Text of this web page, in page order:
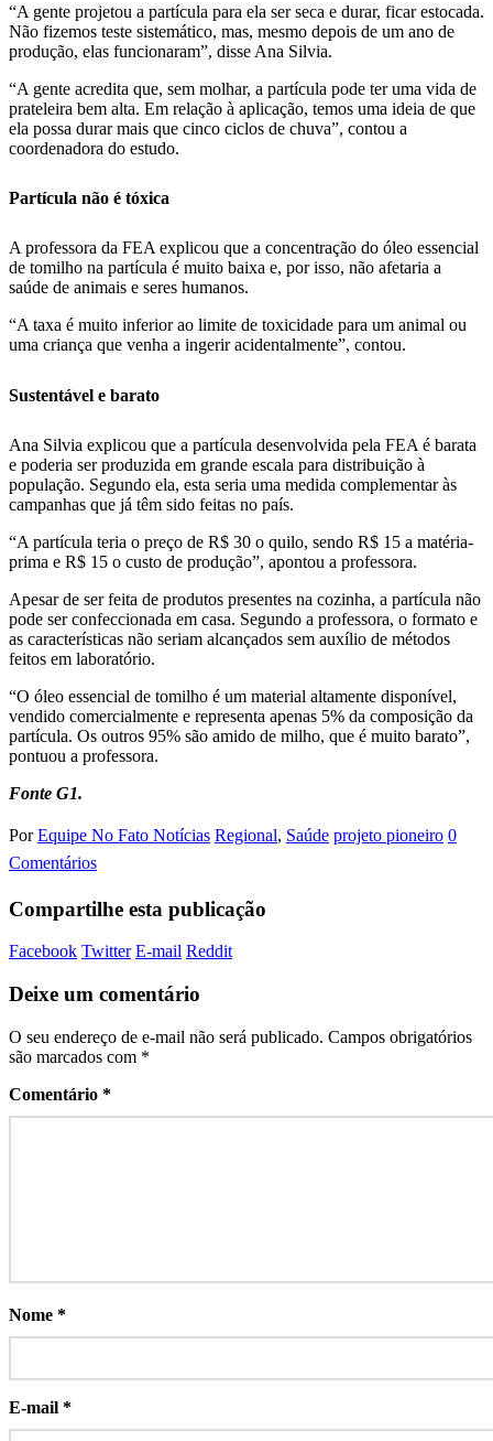
“A gente projetou a partícula para ela ser seca e durar, ficar estocada.
Não fizemos teste sistemático, mas, mesmo depois de um ano de
produção, elas funcionaram”, disse Ana Silvia.
“A gente acredita que, sem molhar, a partícula pode ter uma vida de
prateleira bem alta. Em relação à aplicação, temos uma ideia de que
ela possa durar mais que cinco ciclos de chuva”, contou a
coordenadora do estudo.
Partícula não é tóxica
A professora da FEA explicou que a concentração do óleo essencial
de tomilho na partícula é muito baixa e, por isso, não afetaria a
saúde de animais e seres humanos.
“A taxa é muito inferior ao limite de toxicidade para um animal ou
uma criança que venha a ingerir acidentalmente”, contou.
Sustentável e barato
Ana Silvia explicou que a partícula desenvolvida pela FEA é barata
e poderia ser produzida em grande escala para distribuição à
população. Segundo ela, esta seria uma medida complementar às
campanhas que já têm sido feitas no país.
“A partícula teria o preço de R$ 30 o quilo, sendo R$ 15 a matéria-
prima e R$ 15 o custo de produção”, apontou a professora.
Apesar de ser feita de produtos presentes na cozinha, a partícula não
pode ser confeccionada em casa. Segundo a professora, o formato e
as características não seriam alcançados sem auxílio de métodos
feitos em laboratório.
“O óleo essencial de tomilho é um material altamente disponível,
vendido comercialmente e representa apenas 5% da composição da
partícula. Os outros 95% são amido de milho, que é muito barato”,
pontuou a professora.
Fonte G1.
Por Equipe No Fato Notícias Regional, Saúde projeto pioneiro 0
Comentários
Compartilhe esta publicação
Facebook Twitter E-mail Reddit
Deixe um comentário
O seu endereço de e-mail não será publicado. Campos obrigatórios
são marcados com *
Comentário *
Nome *
E-mail *